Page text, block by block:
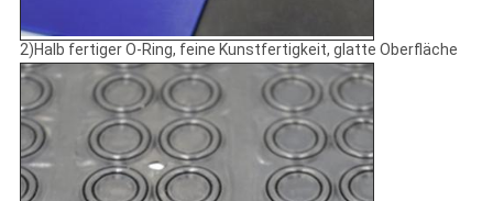
2)Halb fertiger O-Ring, feine Kunstfertigkeit, glatte Oberfläche